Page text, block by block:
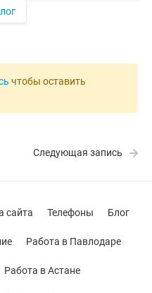
чтобы оставить
Следующая запись
сайта Телефоны Блог
Работа в Павлодаре
Работа в Астане